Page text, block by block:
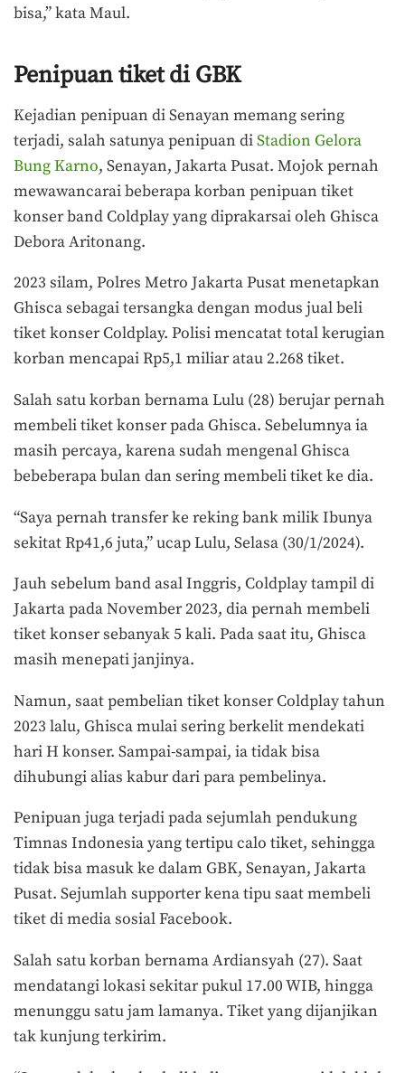
bisa,” kata Maul.
Penipuan tiket di GBK
Kejadian penipuan di Senayan memang sering
terjadi, salah satunya penipuan diStadion Gelora
Bung Karno, Senayan, Jakarta Pusat. Mojok pernah
mewawancarai beberapa korban penipuan tiket
konser band Coldplay yang diprakarsai oleh Ghisca
Debora Aritonang.
2023 silam, Polres Metro Jakarta Pusat menetapkan
Ghisca sebagai tersangka dengan modus jual beli
tiket konser Coldplay. Polisi mencatat total kerugian
korban mencapai Rp5,1 miliar atau 2.268 tiket.
Salah satu korban bernama Lulu (28) berujar pernah
membeli tiket konser pada Ghisca. Sebelumnya ia
masih percaya, karena sudah mengenal Ghisca
bebeberapa bulan dan sering membeli tiket ke dia.
“Saya pernah transfer ke reking bank milik Ibunya
sekitat Rp41,6 juta,” ucap Lulu, Selasa (30/1/2024).
Jauh sebelum band asal Inggris, Coldplay tampil di
Jakarta pada November 2023, dia pernah membeli
tiket konser sebanyak 5 kali. Pada saat itu, Ghisca
masih menepati janjinya.
Namun, saat pembelian tiket konser Coldplay tahun
2023 lalu, Ghisca mulai sering berkelit mendekati
hari H konser. Sampai-sampai, ia tidak bisa
dihubungi alias kabur dari para pembelinya.
Penipuan juga terjadi pada sejumlah pendukung
Timnas Indonesia yang tertipu calo tiket, sehingga
tidak bisa masuk ke dalam GBK, Senayan, Jakarta
Pusat. Sejumlah supporter kena tipu saat membeli
tiket di media sosial Facebook.
Salah satu korban bernama Ardiansyah (27). Saat
mendatangi lokasi sekitar pukul 17.00 WIB, hingga
menunggu satu jam lamanya. Tiket yang dijanjikan
tak kunjung terkirim.